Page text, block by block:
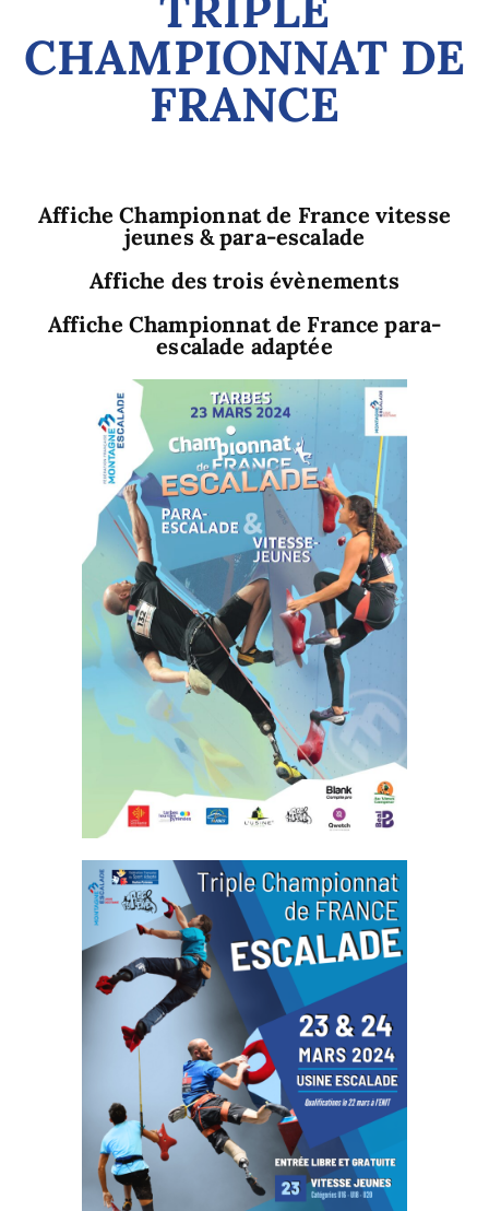
CHAMPIONNAT DE
FRANCE
Affiche Championnat de France vitesse
jeunes & para-escalade
Affiche des trois évènements
Affiche Championnat de France para-
escalade adaptée